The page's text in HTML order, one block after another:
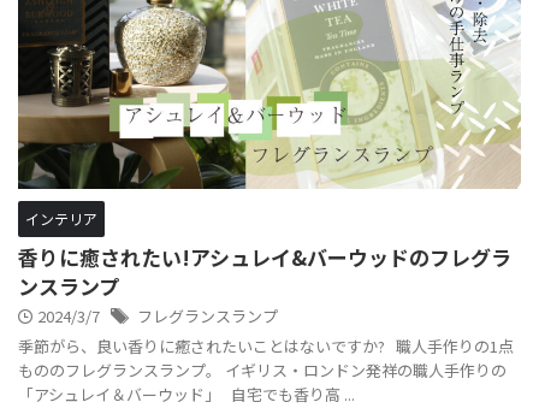
インテリア
香りに癒されたい!アシュレイ&バーウッドのフレグラ
ンスランプ
2024/3/7
フレグランスランプ
季節がら、良い香りに癒されたいことはないですか? 職人手作りの1点
もののフレグランスランプ。 イギリス・ロンドン発祥の職人手作りの
「アシュレイ＆バーウッド」 自宅でも香り高 ...